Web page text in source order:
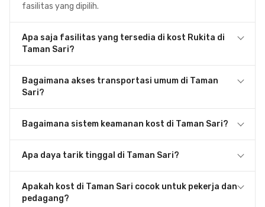
fasilitas yang dipilih.
Apa saja fasilitas yang tersedia di kost Rukita di
Taman Sari?
Bagaimana akses transportasi umum di Taman
Sari?
Bagaimana sistem keamanan kost di Taman Sari?
Apa daya tarik tinggal di Taman Sari?
Apakah kost di Taman Sari cocok untuk pekerja dan
pedagang?